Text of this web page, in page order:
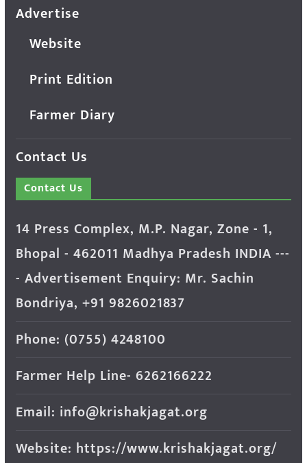
Advertise
Website
Print Edition
Farmer Diary
Contact Us
Contact Us
14 Press Complex, M.P. Nagar, Zone - 1,
Bhopal - 462011 Madhya Pradesh INDIA ---
- Advertisement Enquiry: Mr. Sachin
Bondriya, +91 9826021837
Phone: (0755) 4248100
Farmer Help Line- 6262166222
Email: info@krishakjagat.org
Website: https://www.krishakjagat.org/